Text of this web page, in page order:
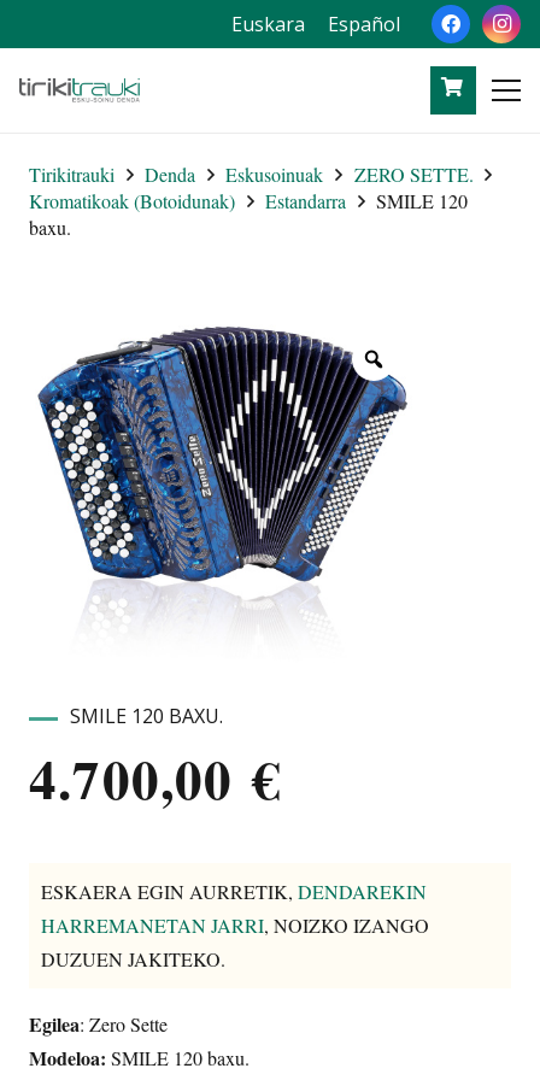
Euskara Español
Tirikitrauki Denda Eskusoinuak
ZERO SETTE.
Kromatikoak (Botoidunak)
Estandarra
SMILE 120
baxu.
SMILE 120 BAXU.
4.700,00€
ESKAERA EGIN AURRETIK, DENDAREKIN
HARREMANETAN JARRI, NOIZKO IZANGO
DUZUEN JAKITEKO.
Egilea: Zero Sette
Modeloa: SMILE 120 baxu.